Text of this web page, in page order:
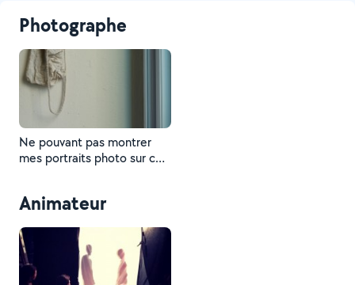
Photographe
Ne pouvant pas montrer
mes portraits photo sur ce
identifiable)
Animateur